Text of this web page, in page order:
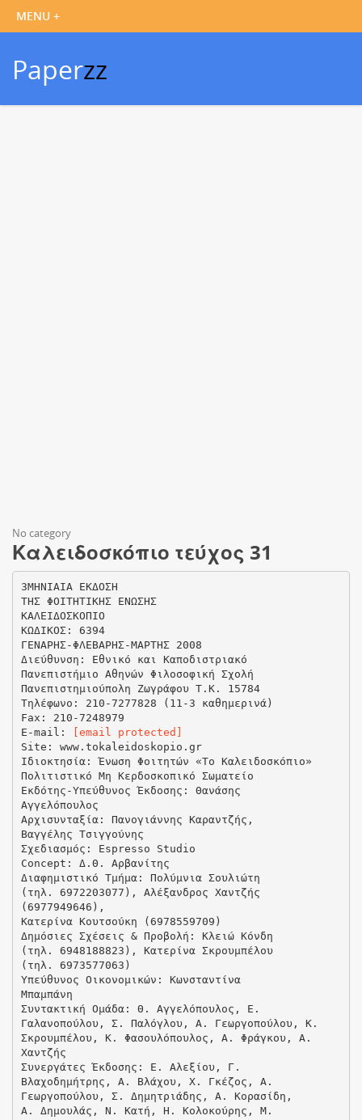
Paperzz
No category
Καλειδοσκόπιο τεύχος 31
3ΜΗΝΙΑΙΑ ΕΚΔΟΣΗ
ΤΗΣ ΦΟΙΤΗΤΙΚΗΣ ΕΝΩΣΗΣ
ΚΑΛΕΙΔΟΣΚΟΠΙΟ
ΚΩΔΙΚΟΣ: 6394
ΓΕΝΑΡΗΣ-ΦΛΕΒΑΡΗΣ-ΜΑΡΤΗΣ 2008
Διεύθυνση: Εθνικό και Καποδιστριακό
Πανεπιστήμιο Αθηνών Φιλοσοφική Σχολή
Πανεπιστημιούπολη Ζωγράφου Τ.Κ. 15784
Τηλέφωνο: 210-7277828 (11-3 καθημερινά)
Fax: 210-7248979
E-mail:
[email protected]